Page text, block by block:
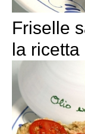
Friselle
la ricetta